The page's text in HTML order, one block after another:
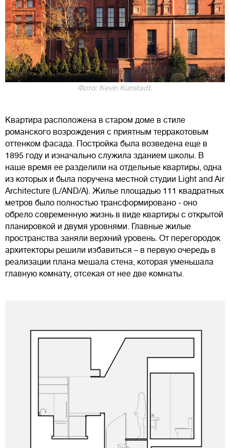
Фото: Kevin Kunstadt.
Квартира расположена в старом доме в стиле
романского возрождения с приятным терракотовым
оттенком фасада. Постройка была возведена еще в
1895 году и изначально служила зданием школы. В
наше время ее разделили на отдельные квартиры, одна
из которых и была поручена местной студии Light and Air
Architecture (L/AND/A). Жилье площадью 111 квадратных
метров было полностью трансформировано - оно
обрело современную жизнь в виде квартиры с открытой
планировкой и двумя уровнями. Главные жилые
пространства заняли верхний уровень. От перегородок
архитекторы решили избавиться – в первую очередь в
реализации плана мешала стена, которая уменьшала
главную комнату, отсекая от нее две комнаты.